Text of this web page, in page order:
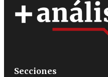
Secciones